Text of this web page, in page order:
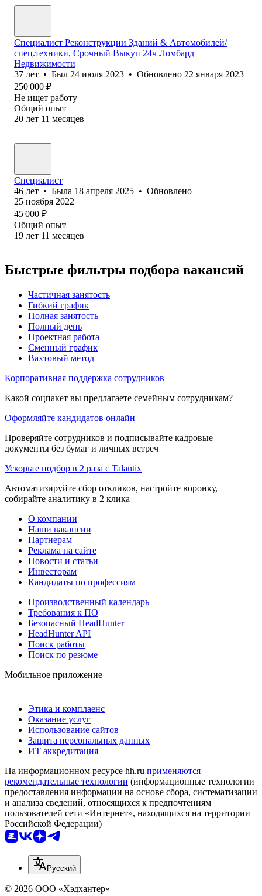
Специалист Реконструкции Зданий & Автомобилей/
спец.техники, Срочный Выкуп 24ч Ломбард
Недвижимости
37 лет • Был 24 июля 2023 • Обновлено 22 января 2023
250 000 ₽
Не ищет работу
Общий опыт
20 лет 11 месяцев
Специалист
46 лет • Была 18 апреля 2025 • Обновлено
25 ноября 2022
45 000 ₽
Общий опыт
19 лет 11 месяцев
Быстрые фильтры подбора вакансий
Частичная занятость
Гибкий график
Полная занятость
Полный день
Проектная работа
Сменный график
Вахтовый метод
Корпоративная поддержка сотрудников
Какой соцпакет вы предлагаете семейным сотрудникам?
Оформляйте кандидатов онлайн
Проверяйте сотрудников и подписывайте кадровые
документы без бумаг и личных встреч
Ускорьте подбор в 2 раза с Talantix
Автоматизируйте сбор откликов, настройте воронку,
собирайте аналитику в 2 клика
О компании
Наши вакансии
Партнерам
Реклама на сайте
Новости и статьи
Инвесторам
Кандидаты по профессиям
Производственный календарь
Требования к ПО
Безопасный HeadHunter
HeadHunter API
Поиск работы
Поиск по резюме
Мобильное приложение
Этика и комплаенс
Оказание услуг
Использование сайтов
Защита персональных данных
ИТ аккредитация
На информационном ресурсе hh.ru применяются
рекомендательные технологии (информационные технологии
предоставления информации на основе сбора, систематизации
и анализа сведений, относящихся к предпочтениям
пользователей сети «Интернет», находящихся на территории
Российской Федерации)
Русский
© 2026 ООО «Хэдхантер»